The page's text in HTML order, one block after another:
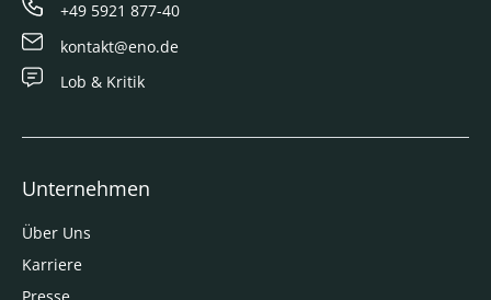
+49 5921 877-40
kontakt@eno.de
Lob & Kritik
Unternehmen
Über Uns
Karriere